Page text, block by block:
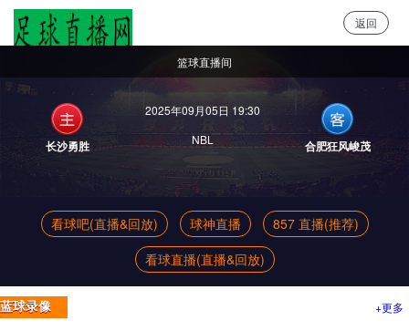
返回
篮球直播间
长沙勇胜
2025年09月05日 19:30
NBL
合肥狂风峻茂
看球吧(直播&回放) 球神直播
857 直播(推荐)
看球直播(直播&回放)
蓝球录像 +更多